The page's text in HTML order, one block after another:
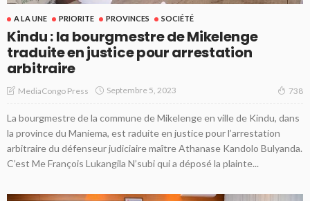
A LA UNE PRIORITE PROVINCES SOCIÉTÉ
Kindu : la bourgmestre de Mikelenge
traduite en justice pour arrestation
arbitraire
MediaCongo Press Septembre 5, 2023 738
La bourgmestre de la commune de Mikelenge en ville de Kindu, dans
la province du Maniema, est raduite en justice pour l’arrestation
arbitraire du défenseur judiciaire maître Athanase Kandolo Bulyanda.
C’est Me François Lukangila N’subi qui a déposé la plainte...